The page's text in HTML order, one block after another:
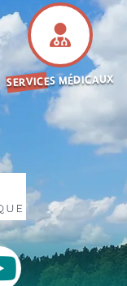
SERVICES MÉDICAUX